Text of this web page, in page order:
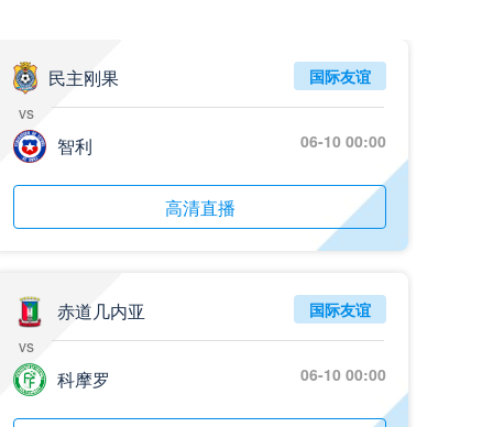
民主刚果
vs
智利
国际友谊
06-10 00:00
高清直播
赤道几内亚
vs
科摩罗
国际友谊
06-10 00:00